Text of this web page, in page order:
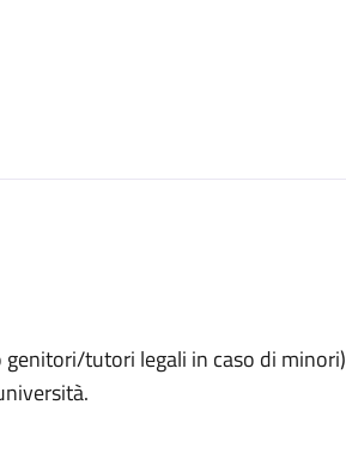
tutori legali in caso di minori)